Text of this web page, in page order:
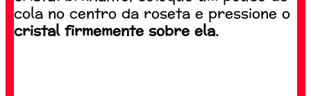
cola no centro da roseta e pressione o
cristal firmemente sobre ela.